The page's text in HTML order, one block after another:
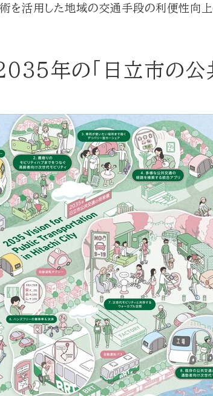
術を活用した地域の交通手段の利便性
年の「日立市の公